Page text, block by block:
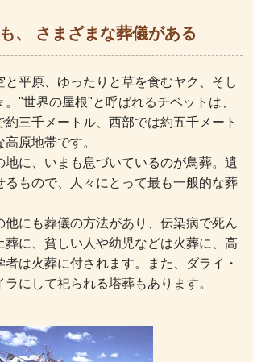
、 さまざまな葬儀がある
と平原、ゆったりと草を食むヤク、そし
"世界の屋根"と呼ばれるチベットは、
約三千メートル、西部では約五千メート
原地帯です。
地に、いまも息づいているのが鳥葬。遺
るもので、人々にとって最も一般的な葬
他にも葬儀の方法があり、伝染病で死ん
葬に、貧しい人や幼児などは火葬に、高
は火葬に付されます。また、ダライ・
にして祀られる塔葬もあります。